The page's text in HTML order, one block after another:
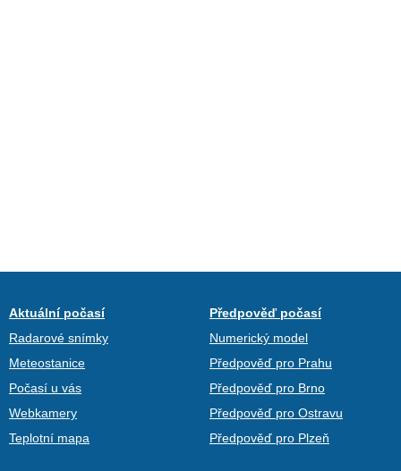
Aktuální počasí
Radarové snímky
Meteostanice
Počasí u vás
Webkamery
Teplotní mapa
Předpověď počasí
Numerický model
Předpověď pro Prahu
Předpověď pro Brno
Předpověď pro Ostravu
Předpověď pro Plzeň